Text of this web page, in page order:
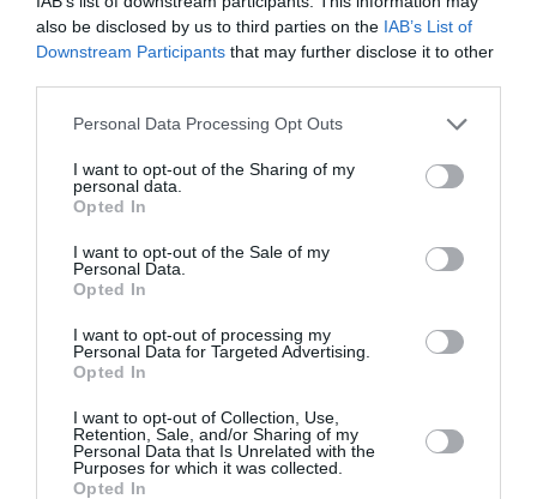
also be disclosed by us to third parties on the IAB’s List of
Downstream Participants that may further disclose it to other
Personal Data Processing Opt Outs
I want to opt-out of the Sharing of my
personal data.
Opted In
I want to opt-out of the Sale of my
Personal Data.
Opted In
I want to opt-out of processing my
Personal Data for Targeted Advertising.
Opted In
I want to opt-out of Collection, Use,
Retention, Sale, and/or Sharing of my
Personal Data that Is Unrelated with the
Purposes for which it was collected.
Opted In
10 h 00 min
Traduction : DAZ
FAIRE UN DON
Soutenez Air Journal participez
développement !